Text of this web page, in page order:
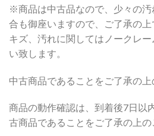
※商品は中古品なので、少々の
合も御座いますので、ご了承の上
キズ、汚れに関してはノークレ
い致します。
中古商品であることをご了承の上
商品の動作確認は、到着後7日以
古商品であることをご了承の上の